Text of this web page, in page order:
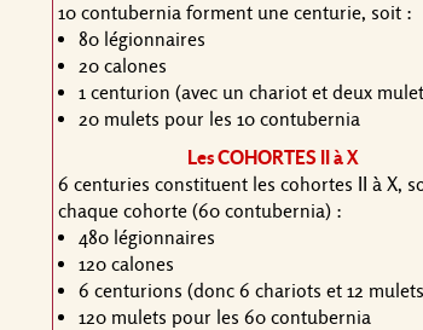
10 contubernia forment une centurie, soit :
80 légionnaires
20 calones
1 centurion (avec un chariot et deux
20 mulets pour les 10 contubernia
Les COHORTES II à X
6 centuries constituent les cohortes II à X,
chaque cohorte (60 contubernia) :
480 légionnaires
120 calones
6 centurions (donc 6 chariots et 12
120 mulets pour les 60 contubernia